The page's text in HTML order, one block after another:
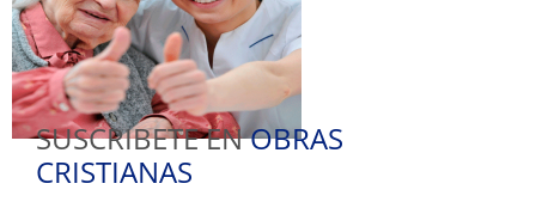
SUSCRIBETE ENOBRAS
CRISTIANAS